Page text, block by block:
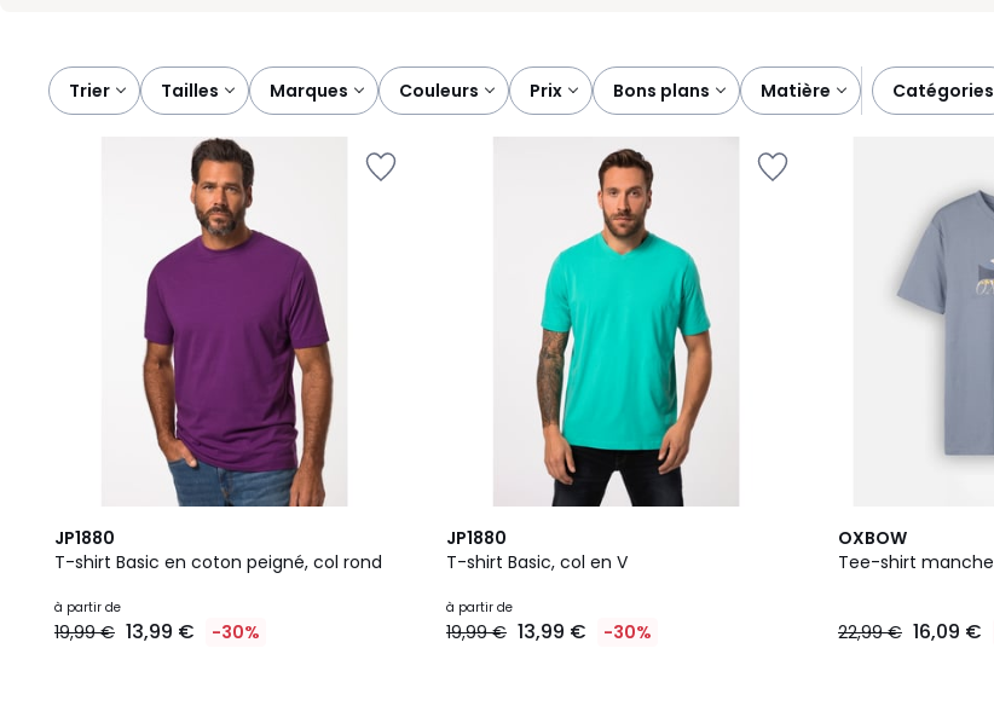
Trier tailles marques couleurs prix bons plans matière catégories
JP1880
T-shirt Basic en coton peigné, col rond
Prix
à
à partir de
19,99 € 13,99 € -30%
4,4
/ 5
36
Couleurs
JP1880
T-shirt Basic, col en V
à partir de
19,99 € 13,99 € -30%
4,8
/ 5
20
Couleurs
OXBOW
Tee-shirt
22,99 € 16,09 €
5
/
5
Couleurs